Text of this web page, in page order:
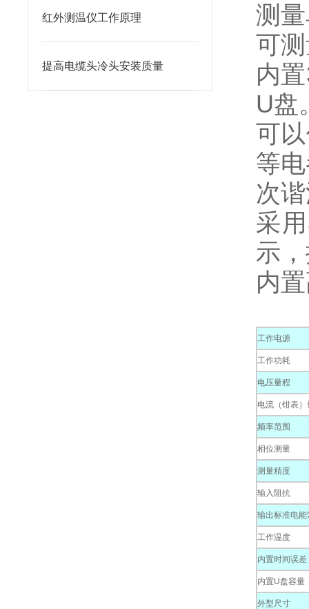
红外测温仪工作原理
提高电缆头冷头安装质量
测
可
内
U盘
可
等
次
采
示
内
工作电源
工作功耗
电压量程
电流（钳表）
频率范围
相位测量
测量精度
输入阻抗
输出标准电能
工作温度
内置时间误差
内置U盘容量
外型尺寸